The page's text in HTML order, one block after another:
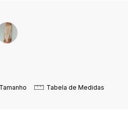
Tabela de Medidas